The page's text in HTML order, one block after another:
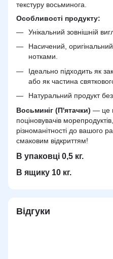
текстуру восьминога.
Особливості продукту:
Унікальний зовнішній
Насичений,
нотками.
Ідеально підходить як
або як частина
Натуральний продукт
Восьминіг (П'ятачки) — це
поціновувачів
різноманітності до вашого
смаковим відкриттям!
В упаковці 0,5 кг.
В ящику 10 кг.
Відгуки